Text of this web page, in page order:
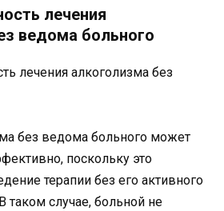
лечения
ведома больного
без ведома больного может
поскольку это
терапии без его активного
таком случае, больной не